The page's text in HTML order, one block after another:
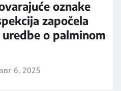
oznake
započela
o palminom
6, 2025